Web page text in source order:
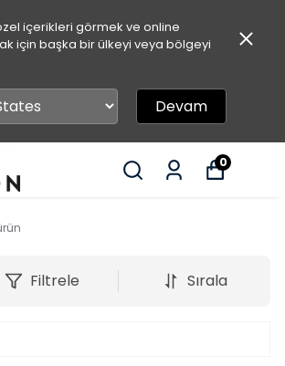
içerikleri görmek ve online
için başka bir ülkeyi veya bölgeyi
Devam
0
Filtrele Sırala